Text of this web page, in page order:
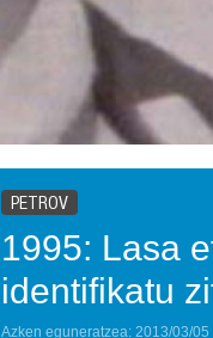
PETROV
1995: Lasa
identifikatu
Azken eguneratzea: 2013/03/05